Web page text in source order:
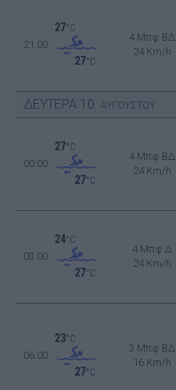
21:00
27°C
27°C
4 Μπφ ΒΔ
24 Km/h
ΔΕΥΤΕΡΑ 10 ΑΥΓΟΥΣΤΟΥ
00:00
27°C
27°C
4 Μπφ ΒΔ
24 Km/h
03:00
24°C
27°C
4 Μπφ Δ
24 Km/h
06:00
23°C
27°C
3 Μπφ ΒΔ
16 Km/h